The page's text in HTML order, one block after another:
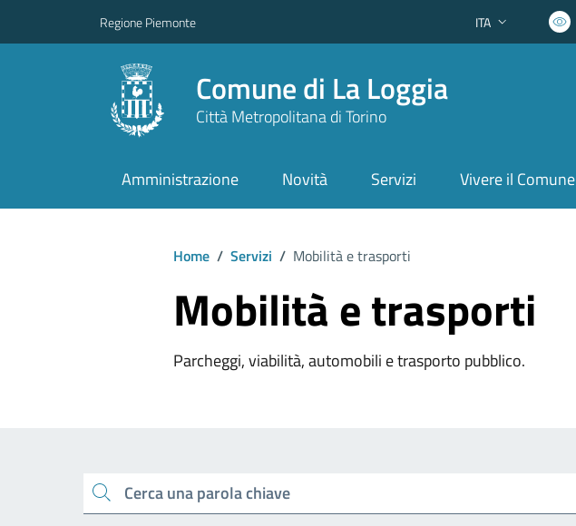
Regione Piemonte Lingua attiva:
ITA
Comune di La Loggia
Città Metropolitana di Torino
Amministrazione Novità Servizi Vivere il Comune
Home / Servizi / Mobilità e trasporti
Mobilità e trasporti
Parcheggi, viabilità, automobili e trasporto pubblico.
Cerca una parola chiave